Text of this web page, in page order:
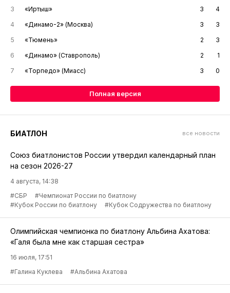
3
«Иртыш» 3
4
4
«Динамо-2» (Москва) 3
3
5
«Тюмень» 2
3
6
«Динамо» (Ставрополь) 2
1
7
«Торпедо» (Миасс) 3 0
Полная версия
БИАТЛОН все новости
Союз биатлонистов России утвердил календарный план
на сезон 2026-27
4 августа, 14:38
#СБР
#Чемпионат России по биатлону
#Кубок России по биатлону
#Кубок Содружества по биатлону
Олимпийская чемпионка по биатлону Альбина Ахатова:
«Галя была мне как старшая сестра»
16 июля, 17:51
#Галина Куклева
#Альбина Ахатова